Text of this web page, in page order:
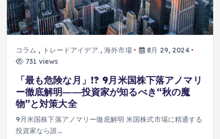
コラム , トレードアイデア ,海外市場
8月 29, 2024
731 views
「最も危険な月」!? 9月米国株下落アノマリ
ー徹底解明――投資家が知るべき“秋の魔
物”と対策大全
9月米国株下落アノマリー徹底解明 米国株式市場に精通する
投資家なら誰…